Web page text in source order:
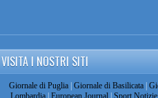
VISITA I NOSTRI SITI
Giornale di Puglia | Giornale di Basilicata |
Lombardia| European Journal| Sport Notizie